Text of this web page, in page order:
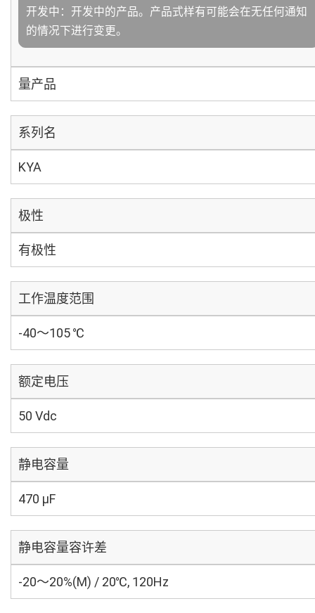
开发中：开发中的产品。产品式样有可能会在无任何通知
的情况下进行变更。
量产品
系列名
KYA
极性
有极性
工作温度范围
-40～105 ℃
额定电压
50 Vdc
静电容量
470 µF
静电容量容许差
-20～20%(M) / 20℃, 120Hz